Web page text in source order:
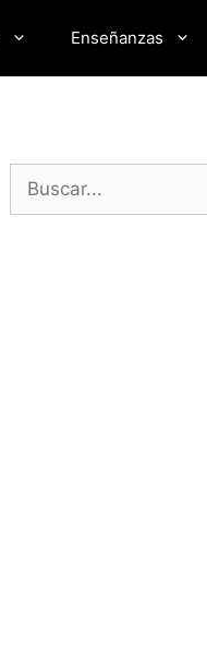
Enseñanzas
Buscar: